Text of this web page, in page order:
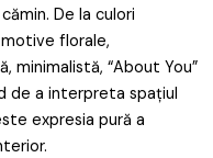
De la culori
florale,
minimalistă, “About You”
de a interpreta spațiul
expresia pură a